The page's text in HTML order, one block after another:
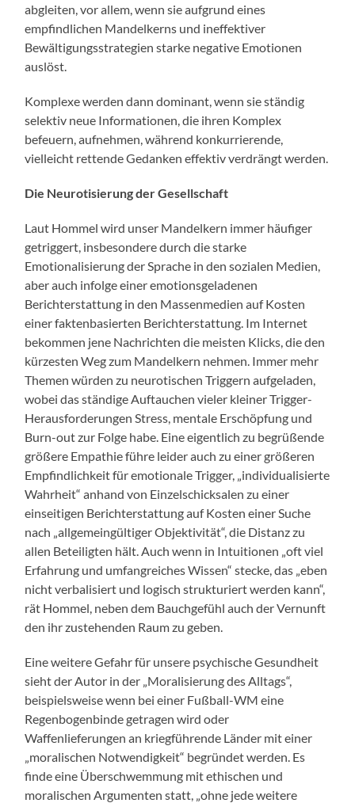
abgleiten, vor allem, wenn sie aufgrund eines
empfindlichen Mandelkerns und ineffektiver
Bewältigungsstrategien starke negative Emotionen
auslöst.
Komplexe werden dann dominant, wenn sie ständig
selektiv neue Informationen, die ihren Komplex
befeuern, aufnehmen, während konkurrierende,
vielleicht rettende Gedanken effektiv verdrängt werden.
Die Neurotisierung der Gesellschaft
Laut Hommel wird unser Mandelkern immer häufiger
getriggert, insbesondere durch die starke
Emotionalisierung der Sprache in den sozialen Medien,
aber auch infolge einer emotionsgeladenen
Berichterstattung in den Massenmedien auf Kosten
einer faktenbasierten Berichterstattung. Im Internet
bekommen jene Nachrichten die meisten Klicks, die den
kürzesten Weg zum Mandelkern nehmen. Immer mehr
Themen würden zu neurotischen Triggern aufgeladen,
wobei das ständige Auftauchen vieler kleiner Trigger-
Herausforderungen Stress, mentale Erschöpfung und
Burn-out zur Folge habe. Eine eigentlich zu begrüßende
größere Empathie führe leider auch zu einer größeren
Empfindlichkeit für emotionale Trigger, „individualisierte
Wahrheit“ anhand von Einzelschicksalen zu einer
einseitigen Berichterstattung auf Kosten einer Suche
nach „allgemeingültiger Objektivität“, die Distanz zu
allen Beteiligten hält. Auch wenn in Intuitionen „oft viel
Erfahrung und umfangreiches Wissen“ stecke, das „eben
nicht verbalisiert und logisch strukturiert werden kann“,
rät Hommel, neben dem Bauchgefühl auch der Vernunft
den ihr zustehenden Raum zu geben.
Eine weitere Gefahr für unsere psychische Gesundheit
sieht der Autor in der „Moralisierung des Alltags“,
beispielsweise wenn bei einer Fußball-WM eine
Regenbogenbinde getragen wird oder
Waffenlieferungen an kriegführende Länder mit einer
„moralischen Notwendigkeit“ begründet werden. Es
finde eine Überschwemmung mit ethischen und
moralischen Argumenten statt, „ohne jede weitere